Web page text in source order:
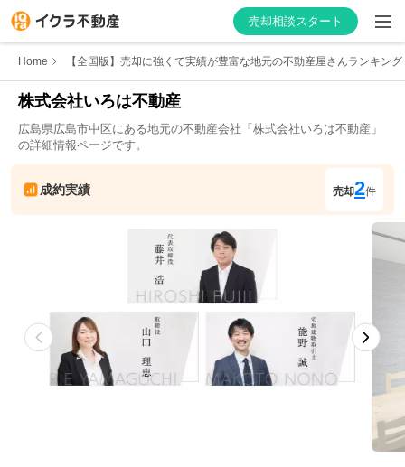
売却相談スタート
はじめての方へ
不動産会社を探す
不動産会社向け情報
Home 【全国版】売却に強くて実績が豊富な地元の不動産屋さんランキング
株式会社いろは不動産
広島県広島市中区にある地元の不動産会社「 株式会社いろは不動産 」
の詳細情報ページです。
成約実績 売却2件